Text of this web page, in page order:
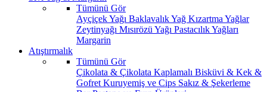
Tümünü Gör
Ayçiçek Yağı Baklavalık Yağ Kızartma Yağlar
Zeytinyağı Mısırözü Yağı Pastacılık Yağları
Margarin
Atıştırmalık
Tümünü Gör
Çikolata & Çikolata Kaplamalı Bisküvi & Kek &
Gofret Kuruyemiş ve Cips Sakız & Şekerleme